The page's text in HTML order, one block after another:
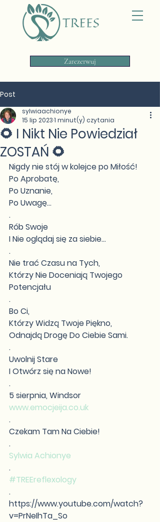
Zarezerwuj
Post
🌻 I Nikt Nie Powiedział
ZOSTAŃ 🌻
sylwiaachionye
15 lip 20231 minut(y) czytania
Nigdy nie stój w kolejce po Miłość!
Po Aprobatę,
Po Uznanie,
Po Uwagę...
.
Rób Swoje
I Nie oglądaj się za siebie...
.
Nie trać Czasu na Tych,
Którzy Nie Doceniają Twojego
Potencjału
.
Bo Ci,
Którzy Widzą Twoje Piękno,
Odnajdą Drogę Do Ciebie Sami.
.
Uwolnij Stare
I Otwórz się na Nowe!
.
5 sierpnia, Windsor
www.emocjeija.co.uk
.
Czekam Tam Na Ciebie!
.
Sylwia Achionye
.
#TREEreflexology
.
https://www.youtube.com/watch?
v=PrNeIhTa_So